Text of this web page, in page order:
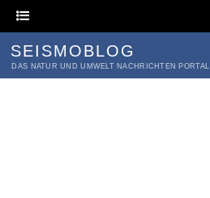
SEISMOBLOG
DAS NATUR UND UMWELT NACHRICHTEN PORTAL